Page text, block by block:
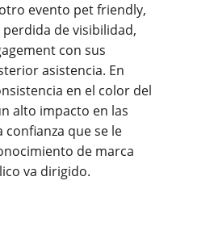
evento pet friendly,
de visibilidad,
con sus
asistencia. En
en el color del
alto impacto en las
confianza que se le
de marca
va dirigido.